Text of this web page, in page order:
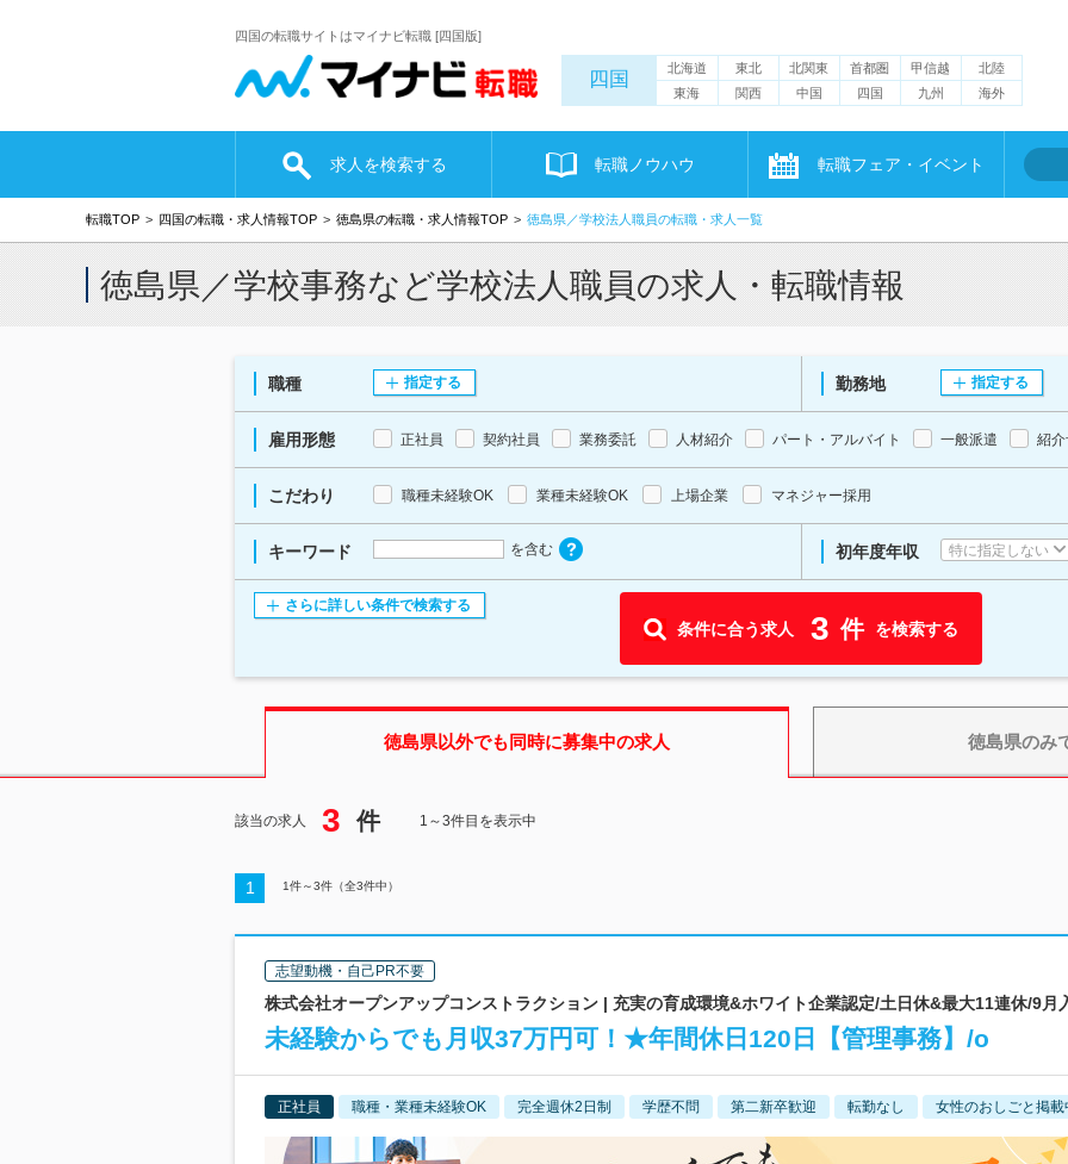
四国の転職サイトはマイナビ転職 [四国版]
四国 北海道 東北 北関東 首都圏 甲信越
北陸
東海
関西 中国 四国 九州 海外
求人を検索する 転職ノウハウ 転職フェア・イベント
転職TOP 四国の転職・求人情報TOP 徳島県の転職・求人情報TOP 徳島県／学校法人職員の転職・求人一覧
徳島県／学校事務など学校法人職員の求人・転職情報
職種 指定する 勤務地 指定する
雇用形態 正社員 契約社員 業務委託 人材紹介 パート・アルバイト 一般派遣 紹
こだわり 職種未経験OK 業種未経験OK 上場企業 マネジャー採用
キーワード を含む 初年度年収 特に指定しない
さらに詳しい条件で検索する
条件に合う求人 3 件 を検索する
徳島県以外でも同時に募集中の求人 徳島県のみ
該当の求人 3 件 1～3件目を表示中
1 1件～3件（全3件中）
志望動機・自己PR不要
株式会社オープンアップコンストラクション | 充実の育成環境&ホワイト企業認定/土日休&最大11連休/9月
未経験からでも月収37万円可！★年間休日120日【管理事務】/o
正社員 職種・業種未経験OK 完全週休2日制 学歴不問 第二新卒歓迎 転勤なし 女性のおしごと掲載